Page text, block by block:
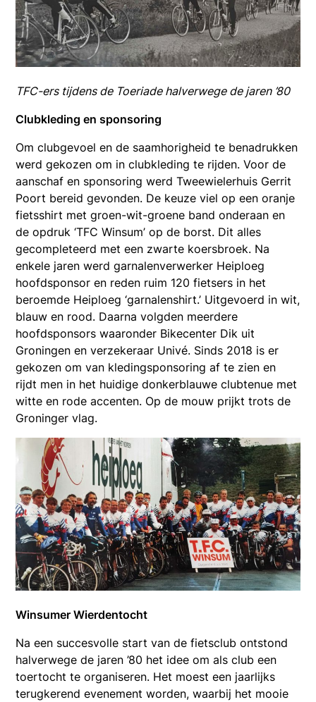
TFC-ers tijdens de Toeriade halverwege de jaren ’80
Clubkleding en sponsoring
Om clubgevoel en de saamhorigheid te benadrukken
werd gekozen om in clubkleding te rijden. Voor de
aanschaf en sponsoring werd Tweewielerhuis Gerrit
Poort bereid gevonden. De keuze viel op een oranje
fietsshirt met groen-wit-groene band onderaan en
de opdruk ‘TFC Winsum’ op de borst. Dit alles
gecompleteerd met een zwarte koersbroek. Na
enkele jaren werd garnalenverwerker Heiploeg
hoofdsponsor en reden ruim 120 fietsers in het
beroemde Heiploeg ‘garnalenshirt.’ Uitgevoerd in wit,
blauw en rood. Daarna volgden meerdere
hoofdsponsors waaronder Bikecenter Dik uit
Groningen en verzekeraar Univé. Sinds 2018 is er
gekozen om van kledingsponsoring af te zien en
rijdt men in het huidige donkerblauwe clubtenue met
witte en rode accenten. Op de mouw prijkt trots de
Groninger vlag.
Winsumer Wierdentocht
Na een succesvolle start van de fietsclub ontstond
halverwege de jaren ’80 het idee om als club een
toertocht te organiseren. Het moest een jaarlijks
terugkerend evenement worden, waarbij het mooie